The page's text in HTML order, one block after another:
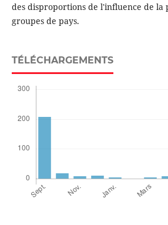
des disproportions de l'influence de la
groupes de pays.
TÉLÉCHARGEMENTS